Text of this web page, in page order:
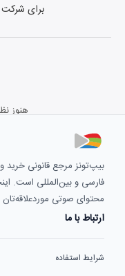
برای شرکت
هنوز
بیپ‌تونز مرجع قانونی
فارسی و بین‌المللی است.
محتوای صوتی
ارتباط با ما
شرایط استفاده